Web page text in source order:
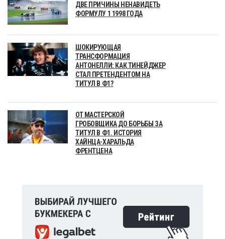
ДВЕ ПРИЧИНЫ НЕНАВИДЕТЬ
ФОРМУЛУ 1 1998 ГОДА
ШОКИРУЮЩАЯ
ТРАНСФОРМАЦИЯ
АНТОНЕЛЛИ: КАК ТИНЕЙДЖЕР
СТАЛ ПРЕТЕНДЕНТОМ НА
ТИТУЛ В Ф1?
ОТ МАСТЕРСКОЙ
ГРОБОВЩИКА ДО БОРЬБЫ ЗА
ТИТУЛ В Ф1. ИСТОРИЯ
ХАЙНЦА-ХАРАЛЬДА
ФРЕНТЦЕНА